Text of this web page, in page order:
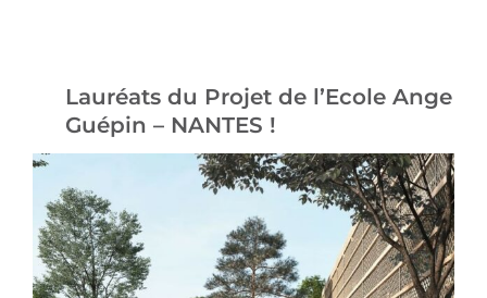
Nos réalisations
Contact
Lauréats du Projet de l’Ecole Ange
Guépin – NANTES !